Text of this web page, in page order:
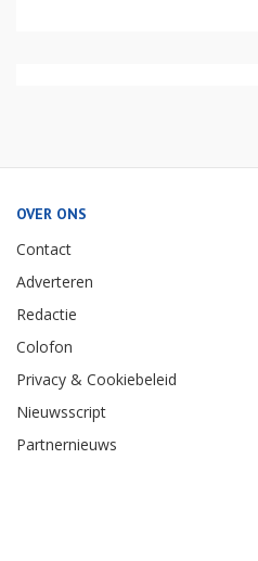
OVER ONS
Contact
Adverteren
Redactie
Colofon
Privacy & Cookiebeleid
Nieuwsscript
Partnernieuws